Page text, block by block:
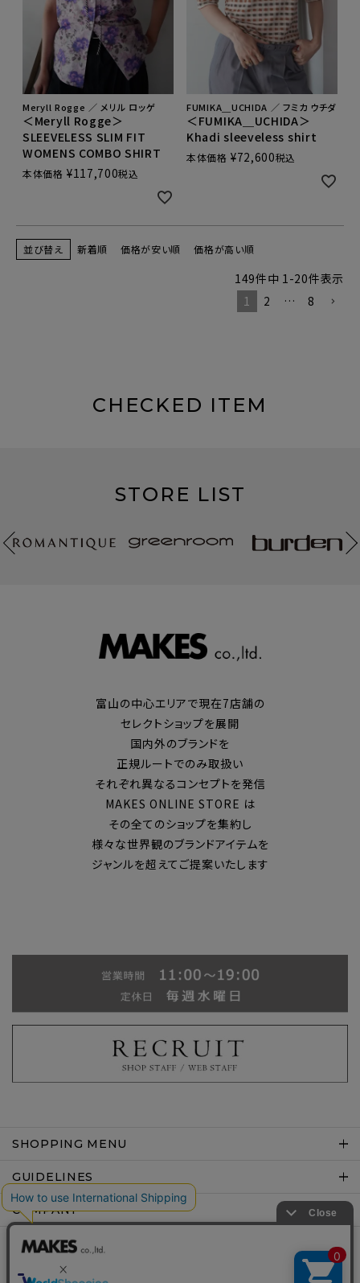
Meryll Rogge ／ メリル ロッゲ
＜Meryll Rogge＞
SLEEVELESS SLIM FIT
WOMENS COMBO SHIRT
本体価格 ¥117,700税込
FUMIKA＿UCHIDA ／ フミカ ウチダ
＜FUMIKA＿UCHIDA＞
Khadi sleeveless shirt
本体価格 ¥72,600税込
並び替え 新着順 価格が安い順 価格が高い順
149件中 1-20件表示
1
2 … 8
CHECKED ITEM
STORE LIST
富山の中心エリアで現在7店舗の
セレクトショップを展開
国内外のブランドを
正規ルートでのみ取扱い
それぞれ異なるコンセプトを発信
MAKES ONLINE STORE は
その全てのショップを集約し
様々な世界観のブランドアイテムを
ジャンルを超えてご提案いたします
SHOPPING MENU
GUIDELINES
COMPANY